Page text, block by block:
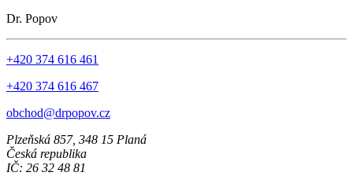
Dr. Popov
+420 374 616 461
+420 374 616 467
obchod@drpopov.cz
Plzeňská 857, 348 15 Planá
Česká republika
IČ: 26 32 48 81